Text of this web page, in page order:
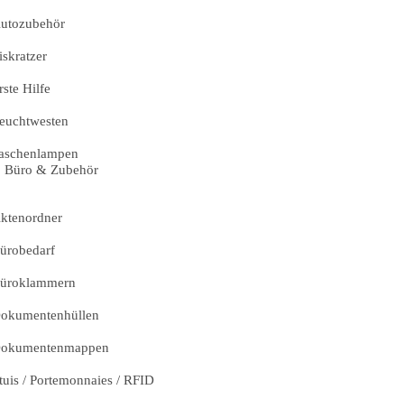
Hilfe
Büro & Zubehör
/ Portemonnaies / RFID